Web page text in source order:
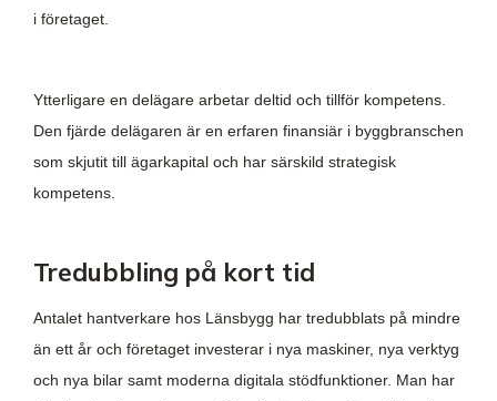
i företaget.
Ytterligare en delägare arbetar deltid och tillför kompetens.
Den fjärde delägaren är en erfaren finansiär i byggbranschen
som skjutit till ägarkapital och har särskild strategisk
kompetens.
Tredubbling på kort tid
Antalet hantverkare hos Länsbygg har tredubblats på mindre
än ett år och företaget investerar i nya maskiner, nya verktyg
och nya bilar samt moderna digitala stödfunktioner. Man har